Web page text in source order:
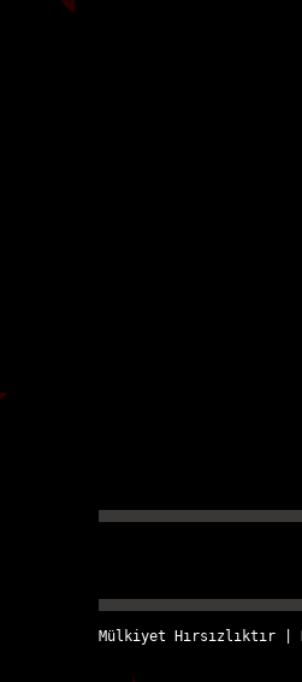
Mülkiyet Hırsızlıktır